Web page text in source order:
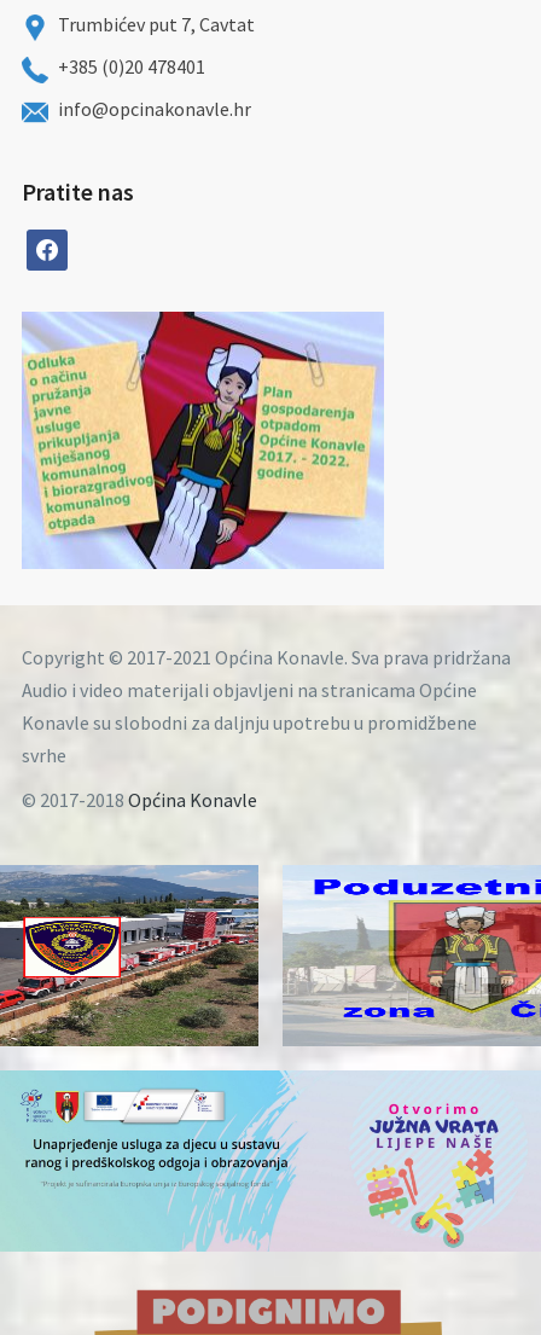
Trumbićev put 7, Cavtat
+385 (0)20 478401
info@opcinakonavle.hr
Pratite nas
facebook
Copyright © 2017-2021 Općina Konavle. Sva prava pridržana
Audio i video materijali objavljeni na stranicama Općine
Konavle su slobodni za daljnju upotrebu u promidžbene
svrhe
© 2017-2018 Općina Konavle